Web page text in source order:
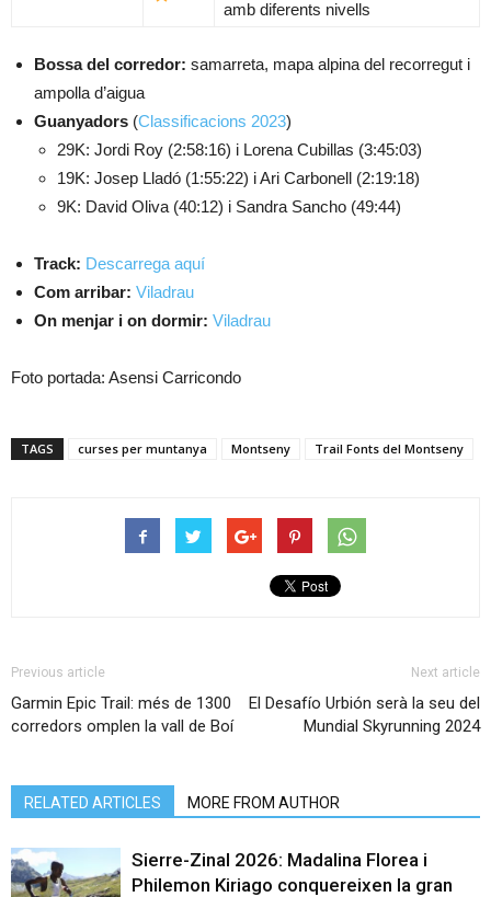
amb diferents nivells
Bossa del corredor: samarreta, mapa alpina del recorregut i
ampolla d’aigua
Guanyadors (Classificacions 2023)
29K: Jordi Roy (2:58:16) i Lorena Cubillas (3:45:03)
19K: Josep Lladó (1:55:22) i Ari Carbonell (2:19:18)
9K: David Oliva (40:12) i Sandra Sancho (49:44)
Track: Descarrega aquí
Com arribar: Viladrau
On menjar i on dormir: Viladrau
Foto portada: Asensi Carricondo
TAGS curses per muntanya Montseny Trail Fonts del Montseny
Previous article
Garmin Epic Trail: més de 1300
corredors omplen la vall de Boí
Next article
El Desafío Urbión serà la seu del
Mundial Skyrunning 2024
RELATED ARTICLES MORE FROM AUTHOR
Sierre-Zinal 2026: Madalina Florea i
Philemon Kiriago conquereixen la gran